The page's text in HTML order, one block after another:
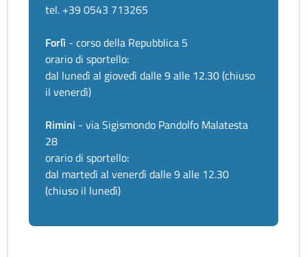
tel. +39 0543 713265
Forlì - corso della Repubblica 5
orario di sportello:
dal lunedì al giovedì dalle 9 alle 12.30 (chiuso
il venerdì)
Rimini - via Sigismondo Pandolfo Malatesta
28
orario di sportello:
dal martedì al venerdì dalle 9 alle 12.30
(chiuso il lunedì)